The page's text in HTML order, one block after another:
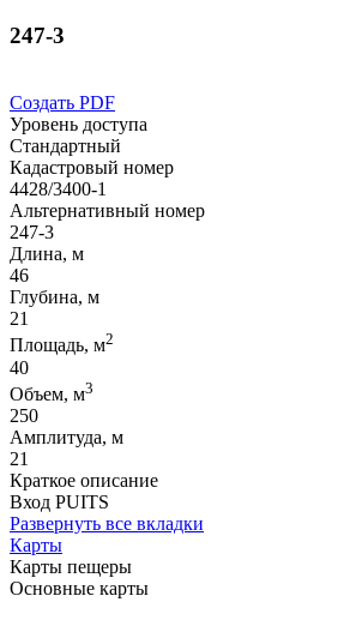
247-3
Создать PDF
Уровень доступа
Стандартный
Кадастровый номер
4428/3400-1
Альтернативный номер
247-3
Длина, м
46
Глубина, м
21
Площадь, м2
40
Объем, м3
250
Амплитуда, м
21
Краткое описание
Вход PUITS
Развернуть все вкладки
Карты
Карты пещеры
Основные карты